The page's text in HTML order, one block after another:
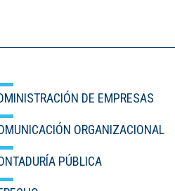
DE EMPRESAS
ORGANIZACIONAL
PÚBLICA
IDIOMAS
Consultorio Juridico
Pastoral